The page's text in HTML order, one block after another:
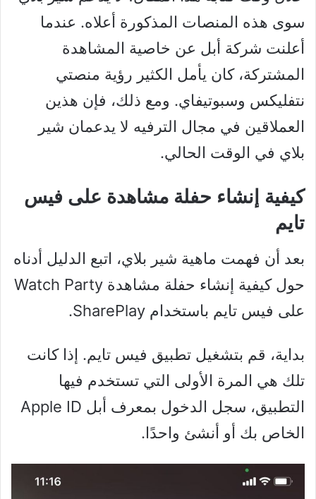
سوى هذه المنصات المذكورة أعلاه. عندما
أعلنت شركة أبل عن خاصية المشاهدة
المشتركة، كان يأمل الكثير رؤية منصتي
نتفليكس وسبوتيفاي. ومع ذلك، فإن هذين
العملاقين في مجال الترفيه لا يدعمان شير
بلاي في الوقت الحالي.
كيفية إنشاء حفلة مشاهدة على فيس
تايم
بعد أن فهمت ماهية شير بلاي، اتبع الدليل أدناه
حول كيفية إنشاء حفلة مشاهدة Watch Party
على فيس تايم باستخدام SharePlay.
بداية، قم بتشغيل تطبيق فيس تايم. إذا كانت
تلك هي المرة الأولى التي تستخدم فيها
التطبيق، سجل الدخول بمعرف أبل Apple ID
الخاص بك أو أنشئ واحدًا.